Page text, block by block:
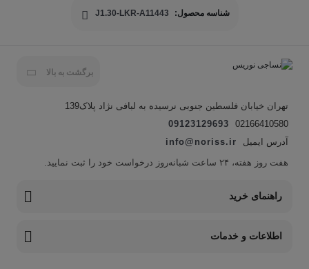
شناسه محصول: J1.30-LKR-A11443
برگشت به بالا
تهران خیابان فلسطین جنوبی نرسیده به لبافی نژاد پلاک139
02166410580
09123129693
آدرس ایمیل
info@noriss.ir
هفت روز هفته، ۲۴ ساعت شبانه‌روز درخواست خود را ثبت نمایید.
راهنمای خرید
اطلاعات و خدمات